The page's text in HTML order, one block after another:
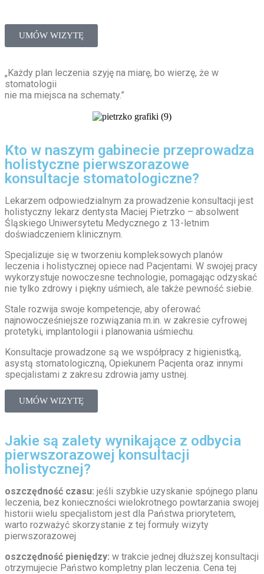
UMÓW WIZYTĘ
„Każdy plan leczenia szyję na miarę, bo wierzę, że w
stomatologii
nie ma miejsca na schematy.”
Kto w naszym gabinecie przeprowadza
holistyczne pierwszorazowe
konsultacje stomatologiczne?
Lekarzem odpowiedzialnym za prowadzenie konsultacji jest
holistyczny lekarz dentysta Maciej Pietrzko – absolwent
Śląskiego Uniwersytetu Medycznego z 13-letnim
doświadczeniem klinicznym.
Specjalizuje się w tworzeniu kompleksowych planów
leczenia i holistycznej opiece nad Pacjentami. W swojej pracy
wykorzystuje nowoczesne technologie, pomagając odzyskać
nie tylko zdrowy i piękny uśmiech, ale także pewność siebie.
Stale rozwija swoje kompetencje, aby oferować
najnowocześniejsze rozwiązania m.in. w zakresie cyfrowej
protetyki, implantologii i planowania uśmiechu.
Konsultacje prowadzone są we współpracy z higienistką,
asystą stomatologiczną, Opiekunem Pacjenta oraz innymi
specjalistami z zakresu zdrowia jamy ustnej.
UMÓW WIZYTĘ
Jakie są zalety wynikające z odbycia
pierwszorazowej konsultacji
holistycznej?
oszczędność czasu: jeśli szybkie uzyskanie spójnego planu
leczenia, bez konieczności wielokrotnego powtarzania swojej
historii wielu specjalistom jest dla Państwa priorytetem,
warto rozważyć skorzystanie z tej formuły wizyty
pierwszorazowej
oszczędność pieniędzy: w trakcie jednej dłuższej konsultacji
otrzymujecie Państwo kompletny plan leczenia. Cena tej